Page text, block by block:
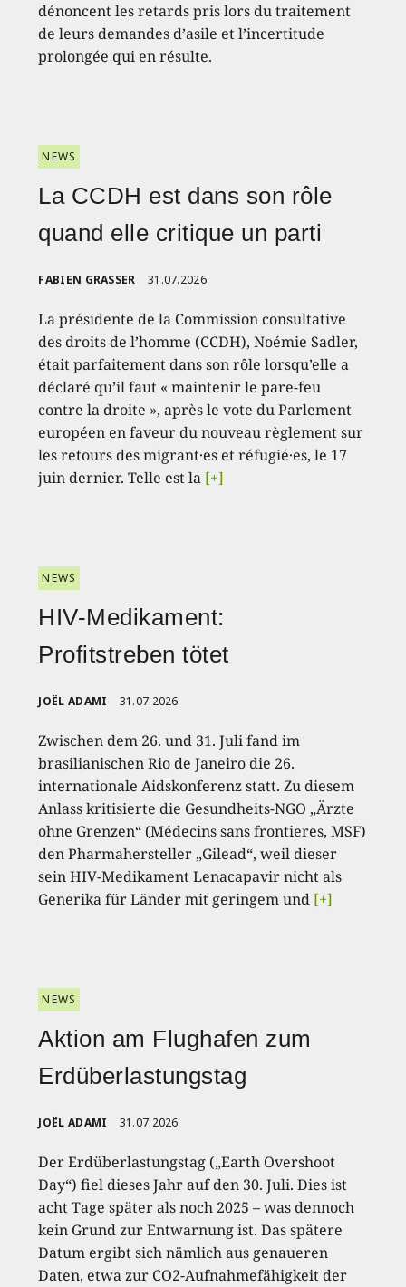
dénoncent les retards pris lors du traitement
de leurs demandes d’asile et l’incertitude
prolongée qui en résulte.
NEWS
La CCDH est dans son rôle
quand elle critique un parti
FABIEN GRASSER 31.07.2026
La présidente de la Commission consultative
des droits de l’homme (CCDH), Noémie Sadler,
était parfaitement dans son rôle lorsqu’elle a
déclaré qu’il faut « maintenir le pare-feu
contre la droite », après le vote du Parlement
européen en faveur du nouveau règlement sur
les retours des migrant·es et réfugié·es, le 17
juin dernier. Telle est la [+]
NEWS
HIV-Medikament:
Profitstreben tötet
JOËL ADAMI 31.07.2026
Zwischen dem 26. und 31. Juli fand im
brasilianischen Rio de Janeiro die 26.
internationale Aidskonferenz statt. Zu diesem
Anlass kritisierte die Gesundheits-NGO „Ärzte
ohne Grenzen“ (Médecins sans frontieres, MSF)
den Pharmahersteller „Gilead“, weil dieser
sein HIV-Medikament Lenacapavir nicht als
Generika für Länder mit geringem und [+]
NEWS
Aktion am Flughafen zum
Erdüberlastungstag
JOËL ADAMI 31.07.2026
Der Erdüberlastungstag („Earth Overshoot
Day“) fiel dieses Jahr auf den 30. Juli. Dies ist
acht Tage später als noch 2025 – was dennoch
kein Grund zur Entwarnung ist. Das spätere
Datum ergibt sich nämlich aus genaueren
Daten, etwa zur CO2-Aufnahmefähigkeit der